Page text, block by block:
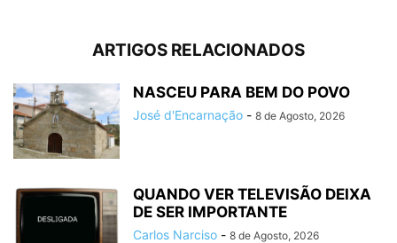
ARTIGOS RELACIONADOS
NASCEU PARA BEM DO POVO
José d'Encarnação - 8 de Agosto, 2026
QUANDO VER TELEVISÃO DEIXA
DE SER IMPORTANTE
Carlos Narciso - 8 de Agosto, 2026